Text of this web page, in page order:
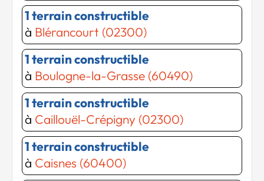
Chargement...
Chargement...
1 terrain constructible
à Blérancourt (02300)
1 terrain constructible
à Boulogne-la-Grasse (60490)
1 terrain constructible
à Caillouël-Crépigny (02300)
1 terrain constructible
à Caisnes (60400)